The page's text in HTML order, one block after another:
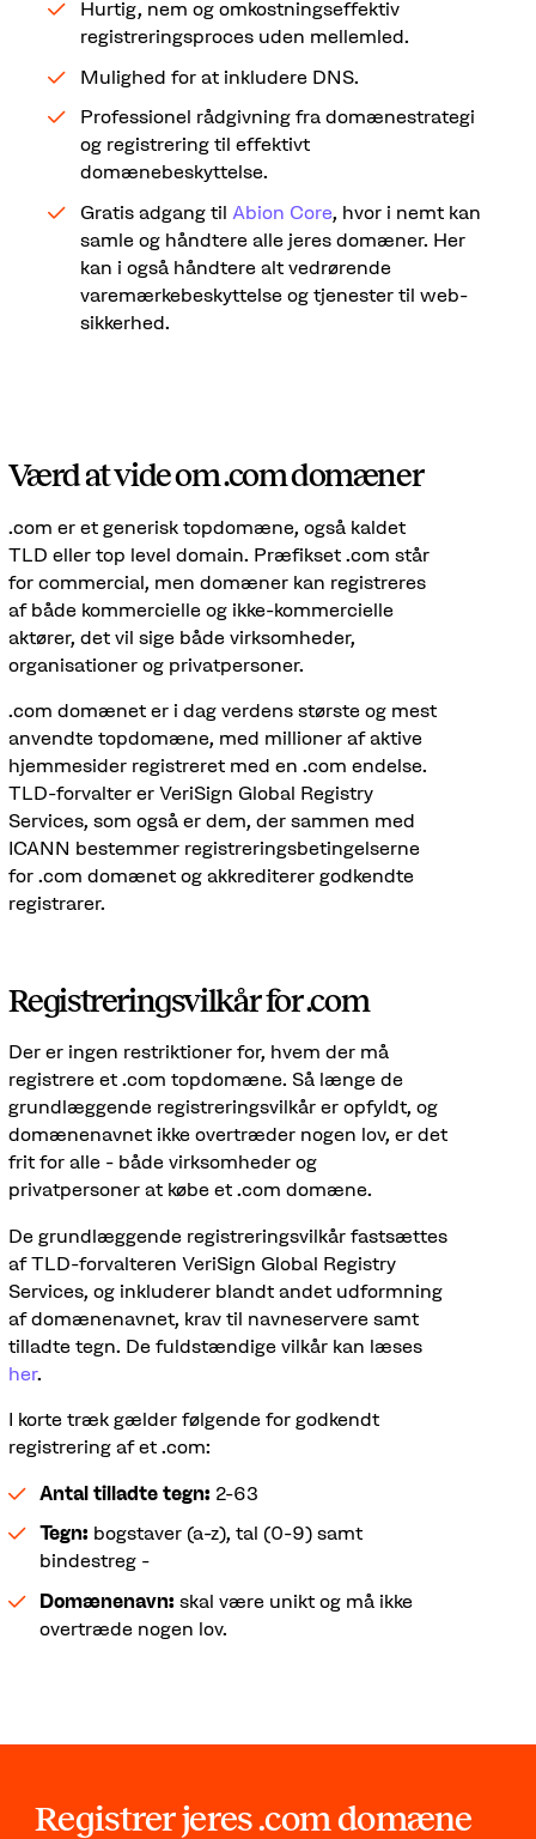
Hurtig, nem og omkostningseffektiv
registreringsproces uden mellemled.
Mulighed for at inkludere DNS.
Professionel rådgivning fra domænestrategi
og registrering til effektivt
domænebeskyttelse.
Gratis adgang til Abion Core, hvor i nemt kan
samle og håndtere alle jeres domæner. Her
kan i også håndtere alt vedrørende
varemærkebeskyttelse og tjenester til web-
sikkerhed.
Værd at vide om .com domæner
.com er et generisk topdomæne, også kaldet
TLD eller top level domain. Præfikset .com står
for commercial, men domæner kan registreres
af både kommercielle og ikke-kommercielle
aktører, det vil sige både virksomheder,
organisationer og privatpersoner.
.com domænet er i dag verdens største og mest
anvendte topdomæne, med millioner af aktive
hjemmesider registreret med en .com endelse.
TLD-forvalter er VeriSign Global Registry
Services, som også er dem, der sammen med
ICANN bestemmer registreringsbetingelserne
for .com domænet og akkrediterer godkendte
registrarer.
Registreringsvilkår for .com
Der er ingen restriktioner for, hvem der må
registrere et .com topdomæne. Så længe de
grundlæggende registreringsvilkår er opfyldt, og
domænenavnet ikke overtræder nogen lov, er det
frit for alle - både virksomheder og
privatpersoner at købe et .com domæne.
De grundlæggende registreringsvilkår fastsættes
af TLD-forvalteren VeriSign Global Registry
Services, og inkluderer blandt andet udformning
af domænenavnet, krav til navneservere samt
tilladte tegn. De fuldstændige vilkår kan læses
her.
I korte træk gælder følgende for godkendt
registrering af et .com:
Antal tilladte tegn: 2-63
Tegn: bogstaver (a-z), tal (0-9) samt
bindestreg -
Domænenavn: skal være unikt og må ikke
overtræde nogen lov.
Registrer jeres .com domæne